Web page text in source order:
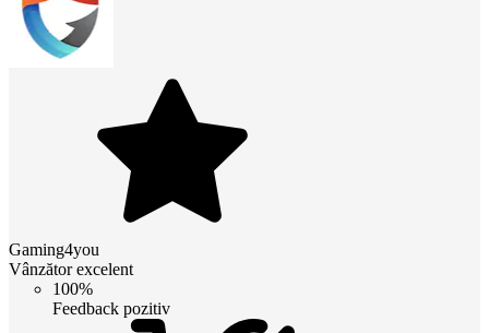
Gaming4you
Vânzător excelent
100%
Feedback pozitiv